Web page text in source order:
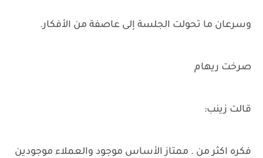
وسرعان ما تحولت الجلسة إلى عاصفة من الأفكار.
صرخت ريهام
قالت زينب:
فكره اكثر من . ممتاز الأساس موجود والعملاء موجودين